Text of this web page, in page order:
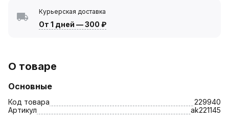
Курьерская доставка
От 1 дней —300 ₽
О товаре
Основные
Код товара
229940
Артикул
ak221145